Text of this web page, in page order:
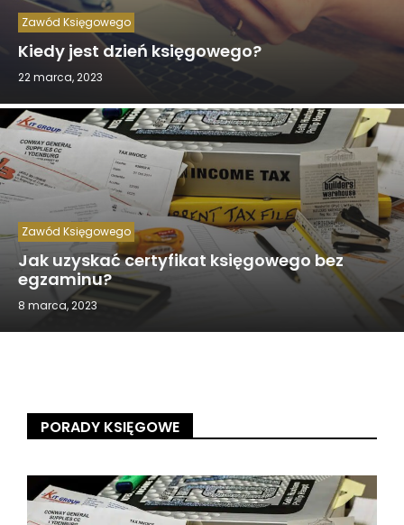
Zawód Księgowego
Kiedy jest dzień księgowego?
22 marca, 2023
Zawód Księgowego
Jak uzyskać certyfikat księgowego bez
egzaminu?
8 marca, 2023
PORADY KSIĘGOWE